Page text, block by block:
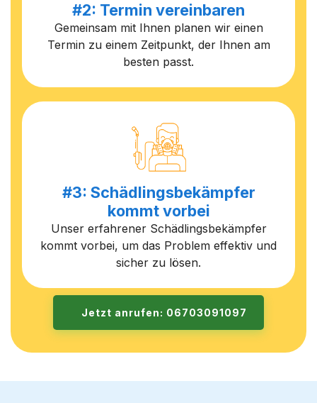
#2: Termin vereinbaren
Gemeinsam mit Ihnen planen wir einen
Termin zu einem Zeitpunkt, der Ihnen am
besten passt.
#3: Schädlingsbekämpfer
kommt vorbei
Unser erfahrener Schädlingsbekämpfer
kommt vorbei, um das Problem effektiv und
sicher zu lösen.
Jetzt anrufen: 06703091097